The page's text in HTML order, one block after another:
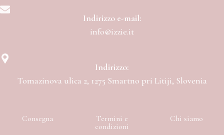
Indirizzo e-mail:
info@izzie.it
Indirizzo:
Tomazinova ulica 2, 1275 Smartno pri Litiji, Slovenia
Consegna
Termini e
condizioni
Chi siamo